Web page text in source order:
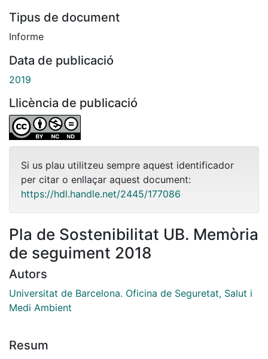
Tipus de document
Informe
Data de publicació
2019
Llicència de publicació
Si us plau utilitzeu sempre aquest identificador
per citar o enllaçar aquest document:
https://hdl.handle.net/2445/177086
Pla de Sostenibilitat UB. Memòria
de seguiment 2018
Autors
Universitat de Barcelona. Oficina de Seguretat, Salut i
Medi Ambient
Resum